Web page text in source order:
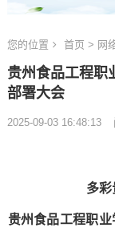
您的位置 首页 > 网
贵州食品工程职
部署大会
2025-09-03 16:48:13
多
贵州食品工程职